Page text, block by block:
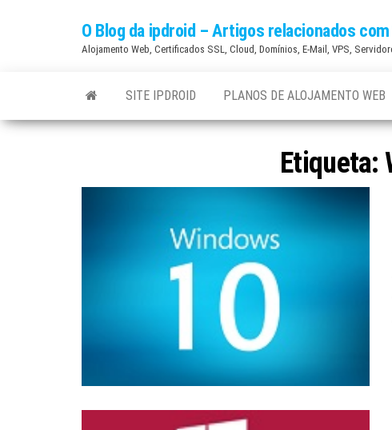
O Blog da ipdroid – Artigos relacionados
Alojamento Web, Certificados SSL, Cloud, Domínios, E-Mail, VPS,
SITE IPDROID PLANOS DE ALOJAMENTO WEB
Etiqueta: